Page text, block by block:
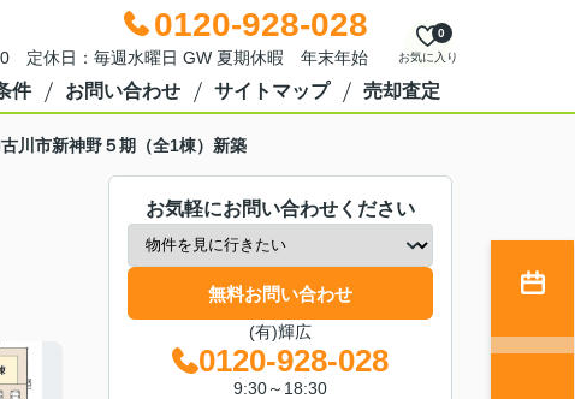
0120-928-028
定休日：毎週水曜日 GW 夏期休暇 年末年始 お気に入り
0
件 お問い合わせ サイトマップ 売却査定
川市新神野５期（全1棟）新築
お気軽にお問い合わせください
無料お問い合わせ
(有)輝広
0120-928-028
9:30～18:30